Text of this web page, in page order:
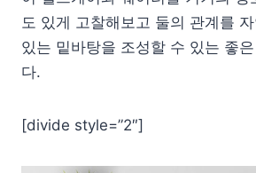
도 있게 고찰해보고 둘의 관계를
있는 밑바탕을 조성할 수 있는 좋
다.
[divide style=”2″]